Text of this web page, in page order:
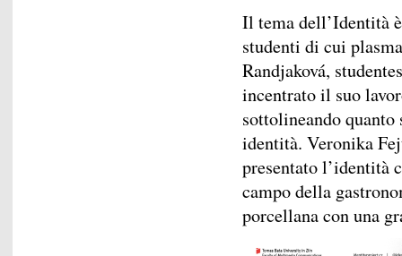
Il tema dell’Identità
studenti di cui
Randjaková,
incentrato il suo
sottolineando
identità. Veronika
presentato l’identità
campo della
porcellana con una